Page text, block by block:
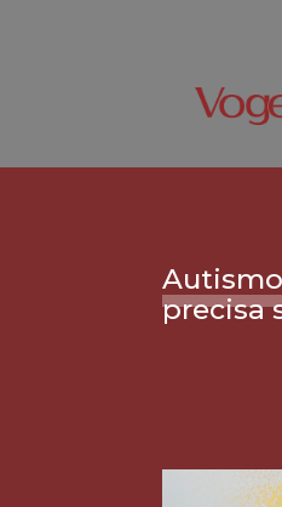
precisa